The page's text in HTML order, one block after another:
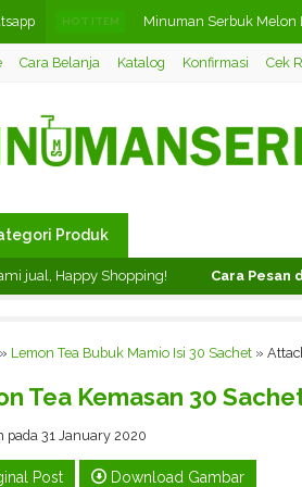
HOT ITEM Minuman Serbuk Melon
Minuman Serbuk Taro
Lemon Tea Bubuk
Minuman Serbuk Thai
Cara Belanja Katalog Konfirmasi Cek
Produk
Happy Shopping! Cara Pesan di
» Lemon Tea Bubuk Mamio Isi 30 Sachet »
Tea Kemasan 30
pada 31 January 2020
Post Download Gambar